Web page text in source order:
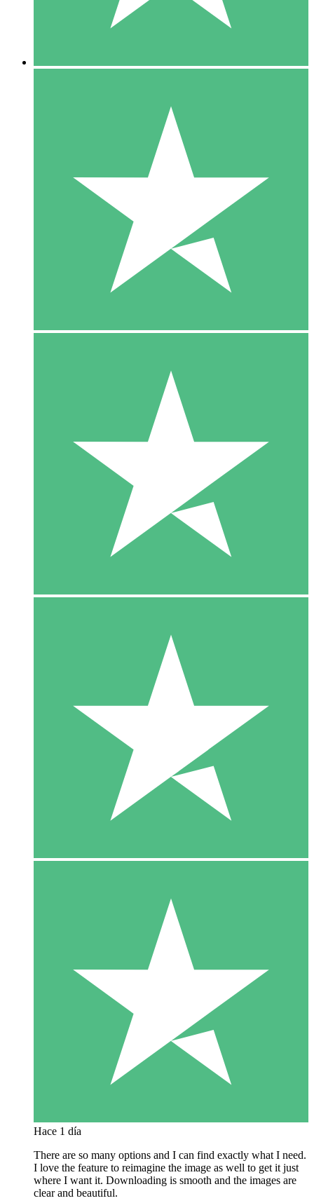
Hace 1 día
There are so many options and I can find exactly what I need.
I love the feature to reimagine the image as well to get it just
where I want it. Downloading is smooth and the images are
clear and beautiful.